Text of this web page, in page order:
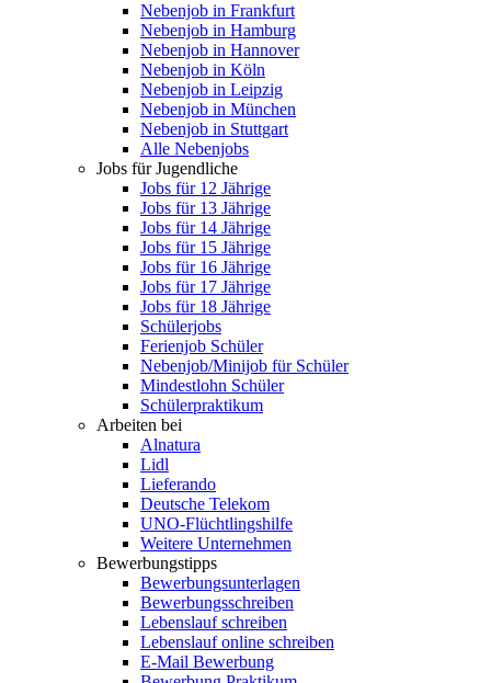
Nebenjob in Frankfurt
Nebenjob in Hamburg
Nebenjob in Hannover
Nebenjob in Köln
Nebenjob in Leipzig
Nebenjob in München
Nebenjob in Stuttgart
Alle Nebenjobs
Jobs für Jugendliche
Jobs für 12 Jährige
Jobs für 13 Jährige
Jobs für 14 Jährige
Jobs für 15 Jährige
Jobs für 16 Jährige
Jobs für 17 Jährige
Jobs für 18 Jährige
Schülerjobs
Ferienjob Schüler
Nebenjob/Minijob für Schüler
Mindestlohn Schüler
Schülerpraktikum
Arbeiten bei
Alnatura
Lidl
Lieferando
Deutsche Telekom
UNO-Flüchtlingshilfe
Weitere Unternehmen
Bewerbungstipps
Bewerbungsunterlagen
Bewerbungsschreiben
Lebenslauf schreiben
Lebenslauf online schreiben
E-Mail Bewerbung